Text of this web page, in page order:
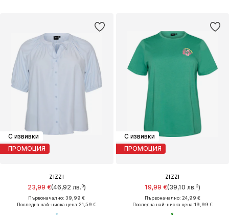
С извивки
ПРОМОЦИЯ
ZIZZI
23,99 €(46,92 лв.³)
Първоначално: 39,99 €
Последна най-ниска цена:21,59 €
С извивки
ПРОМОЦИЯ
ZIZZI
19,99 €(39,10 лв.³)
Първоначално: 24,99 €
Последна най-ниска цена:19,99 €